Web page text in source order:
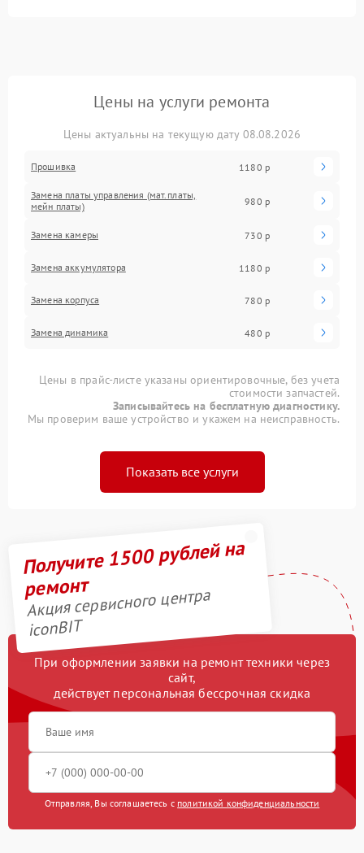
Цены на услуги ремонта
Цены актуальны на текущую дату 08.08.2026
Прошивка 1180 р
Замена платы управления (мат.платы,
мейн платы)
980 р
Замена камеры 730 р
Замена аккумулятора 1180 р
Замена корпуса 780 р
Замена динамика 480 р
Цены в прайс-листе указаны ориентировочные, без учета
стоимости запчастей.
Записывайтесь на бесплатную диагностику.
Мы проверим ваше устройство и укажем на неисправность.
Показать все услуги
Получите 1500 рублей на
ремонт
Акция сервисного центра
iconBIT
При оформлении заявки на ремонт техники через
сайт,
действует персональная бессрочная скидка
Отправляя, Вы соглашаетесь с политикой конфиденциальности